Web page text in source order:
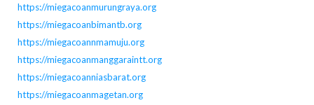
https://miegacoanmurungraya.org
https://miegacoanbimantb.org
https://miegacoannmamuju.org
https://miegacoanmanggaraintt.org
https://miegacoanniasbarat.org
https://miegacoanmagetan.org